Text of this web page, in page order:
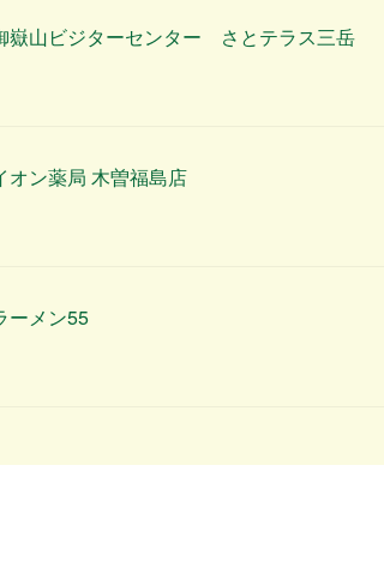
嶽山ビジターセンター さとテラス三岳
オン薬局 木曽福島店
ーメン55